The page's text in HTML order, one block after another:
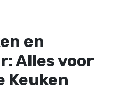
en
Alles voor
Keuken